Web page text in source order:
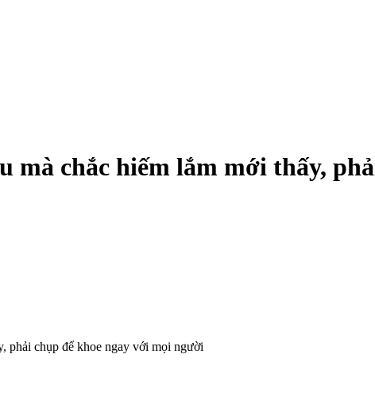
mà chắc hiếm lắm mới thấy,